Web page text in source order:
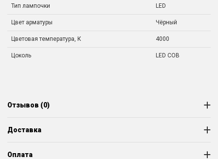
Тип лампочки LED
Цвет арматуры Чёрный
Цветовая температура, К 4000
Цоколь LED COB
Отзывов (0)
Доставка
Оплата